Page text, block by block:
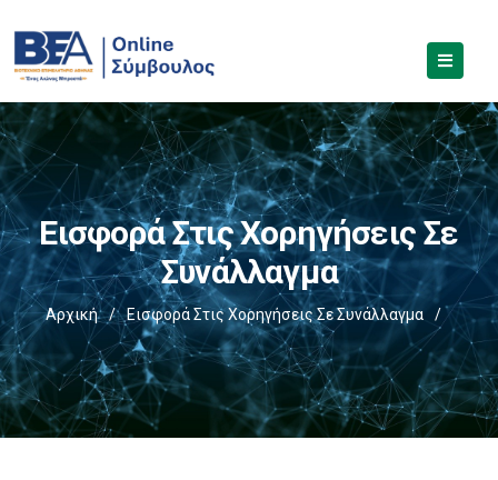
Εισφορά Στις Χορηγήσεις Σε
Συνάλλαγμα
Αρχική / Εισφορά Στις Χορηγήσεις Σε Συνάλλαγμα /